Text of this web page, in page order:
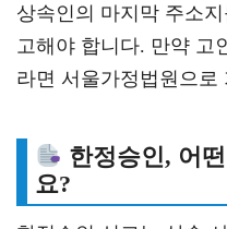
상속인의 마지막 주소
고해야 합니다. 만약 고
라면 서울가정법원으로
한정승인, 어
요?